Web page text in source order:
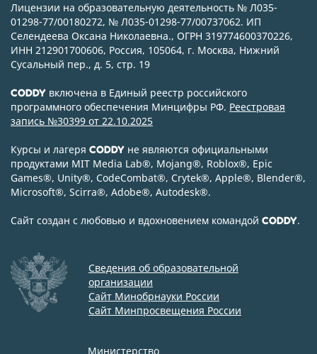
Лицензии на образовательную деятельность № Л035-
01298-77/00180272, № Л035-01298-77/00737062. ИП
Селендеева Оксана Николаевна., ОГРН 319774600370226,
ИНН 212901700606, Россия, 105064, г. Москва, Нижний
Сусальный пер., д. 5, стр. 19
CODDY включена в Единый реестр российского
программного обеспечения Минцифры РФ. Реестровая
запись №30399 от 22.10.2025
Курсы и лагеря CODDY не являются официальными
продуктами MIT Media Lab®, Mojang®, Roblox®, Epic
Games®, Unity®, CodeСombat®, Crytek®, Apple®, Blender®,
Microsoft®, Scirra®, Adobe®, Autodesk®.
Сайт создан с любовью и вдохновением командой CODDY.
Сведения об образовательной
организации
Сайт Минобрнауки России
Сайт Минпросвещения России
Министерство